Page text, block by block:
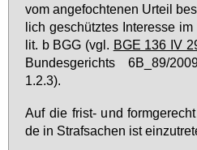
vom an­ge­foch­te­nen Ur­teil
lich ge­schütz­tes In­ter­es­se
lit. b BGG (vgl. BGE 136 IV
Bun­des­ge­richts 6B_89/
1.2.3).
Auf die frist- und
de in Straf­sa­chen ist